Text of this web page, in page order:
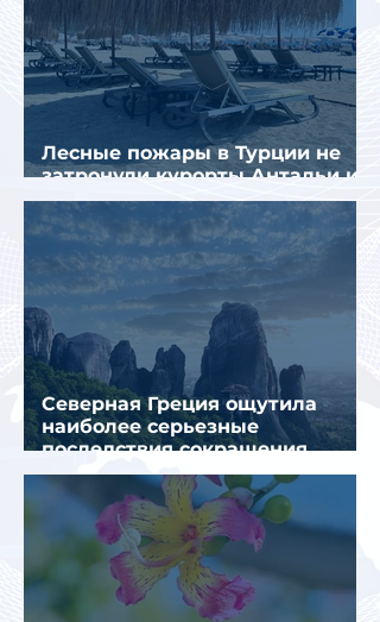
Лесные пожары в Турции не
затронули курорты Антальи и
Муглы
Северная Греция ощутила
наиболее серьезные
последствия сокращения
турпотока из России